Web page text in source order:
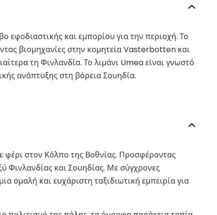
εφοδιαστικής και εμπορίου για την περιοχή. Το
βιομηχανίες στην κομητεία Vasterbotten και
τη Φινλανδία. Το λιμάνι Umea είναι γνωστό
ανάπτυξης στη βόρεια Σουηδία.
φέρι στον Κόλπο της Βοθνίας. Προσφέροντας
Φινλανδίας και Σουηδίας. Με σύγχρονες
ομαλή και ευχάριστη ταξιδιωτική εμπειρία για